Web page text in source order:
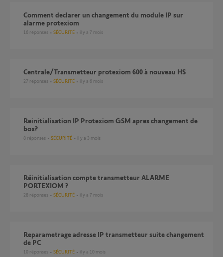
Comment declarer un changement du module IP sur
alarme protexiom
16 réponses SÉCURITÉ il y a 7 mois
Centrale/Transmetteur protexiom 600 à nouveau HS
27 réponses SÉCURITÉ il y a 6 mois
reinitialisation IP Protexiom GSM apres changement de
box?
8 réponses SÉCURITÉ il y a 3 mois
réinitialisation compte transmetteur ALARME
PORTEXIOM ?
28 réponses SÉCURITÉ il y a 7 mois
reparametrage adresse IP transmetteur suite changement
de PC
10 réponses SÉCURITÉ il y a 10 mois